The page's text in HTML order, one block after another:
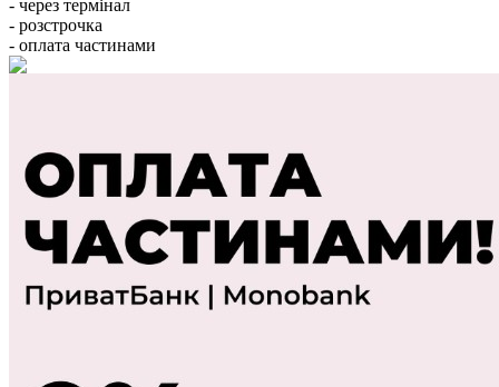
- через термінал
- розстрочка
- оплата частинами